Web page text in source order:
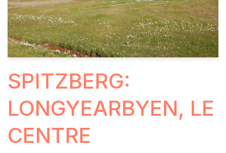
SPITZBERG:
LONGYEARBYEN, LE
CENTRE